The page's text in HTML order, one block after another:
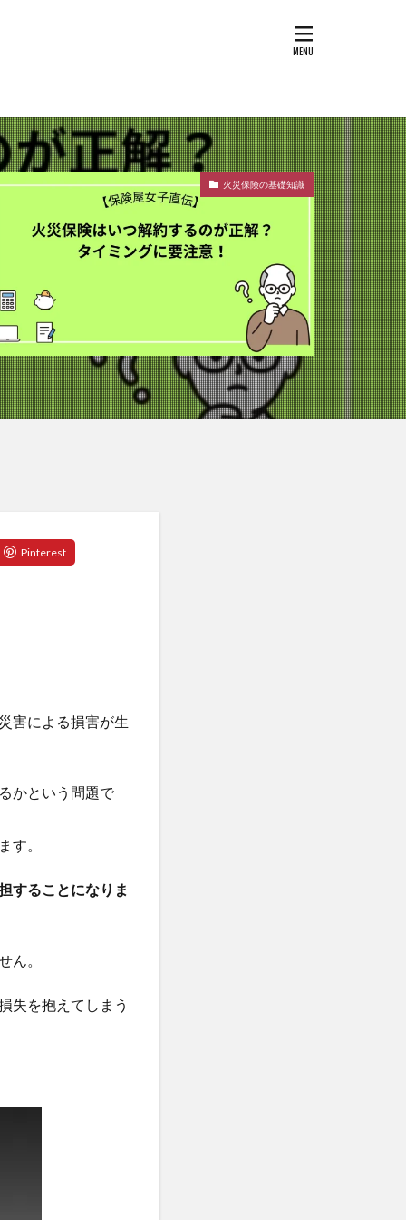
火災保険の基礎知識
害による損害が生
かという問題で
す。
することになりま
ん。
失を抱えてしまう